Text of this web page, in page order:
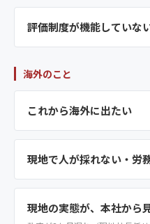
評価制度が機能していな
海外のこと
これから海外に出たい
現地で人が採れない・労
現地の実態が、本社から